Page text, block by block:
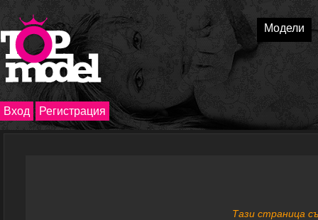
Модели
Вход Регистрация
Тази страница